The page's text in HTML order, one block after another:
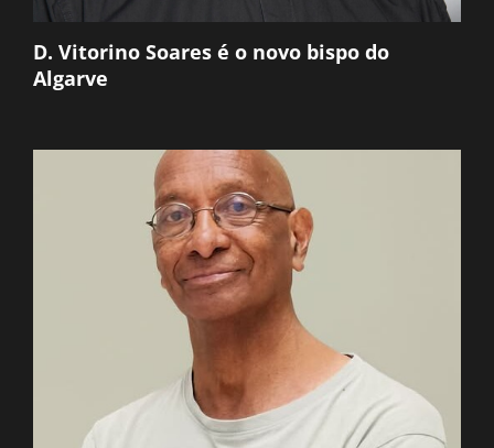
D. Vitorino Soares é o novo bispo do
Algarve